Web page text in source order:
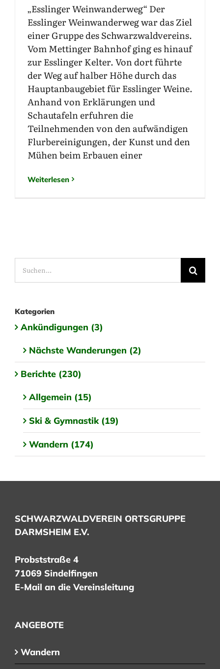
„Esslinger Weinwanderweg“ Der
Esslinger Weinwanderweg war das Ziel
einer Gruppe des Schwarzwaldvereins.
Vom Mettinger Bahnhof ging es hinauf
zur Esslinger Kelter. Von dort führte
der Weg auf halber Höhe durch das
Hauptanbaugebiet für Esslinger Weine.
Anhand von Erklärungen und
Schautafeln erfuhren die
Teilnehmenden von den aufwändigen
Flurbereinigungen, der Kunst und den
Mühen beim Erbauen einer
Weiterlesen
nach:
Kategorien
Ankündigungen (3)
Nächste Wanderungen (2)
Berichte (230)
Allgemein (15)
Ski & Gymnastik (19)
Wandern (174)
SCHWARZWALDVEREIN ORTSGRUPPE
DARMSHEIM E.V.
Probststraße 4
71069 Sindelfingen
E-Mail an die Vereinsleitung
ANGEBOTE
Wandern